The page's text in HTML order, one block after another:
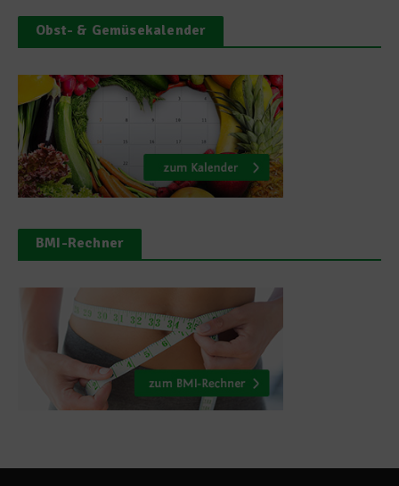
Obst- & Gemüsekalender
BMI-Rechner